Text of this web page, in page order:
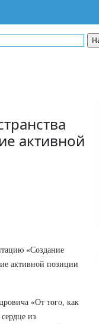
активной
«Создание
активной позиции
«От того, как
из